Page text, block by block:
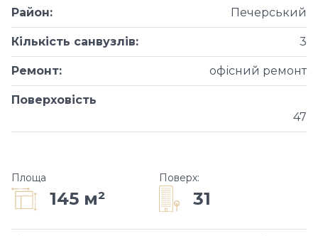
Район: Печерський
Кількість санвузлів: 3
Ремонт: офісний ремонт
Поверховість
47
Площа
145 м²
Поверх:
31